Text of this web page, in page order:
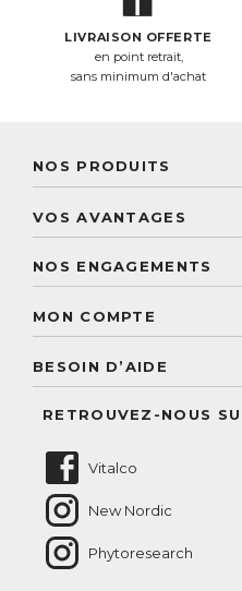
LIVRAISON OFFERTE
en point retrait,
sans minimum d'achat
NOS PRODUITS
Laboratoire Landais
Découvrez le catalogue
VOS AVANTAGES
Paiement sécurisé
Conseils personnalisés
NOS ENGAGEMENTS
Conseil personnalisé
MON COMPTE
BESOIN D’AIDE
RETROUVEZ-NOUS
Vitalco
New Nordic
Phytoresearch